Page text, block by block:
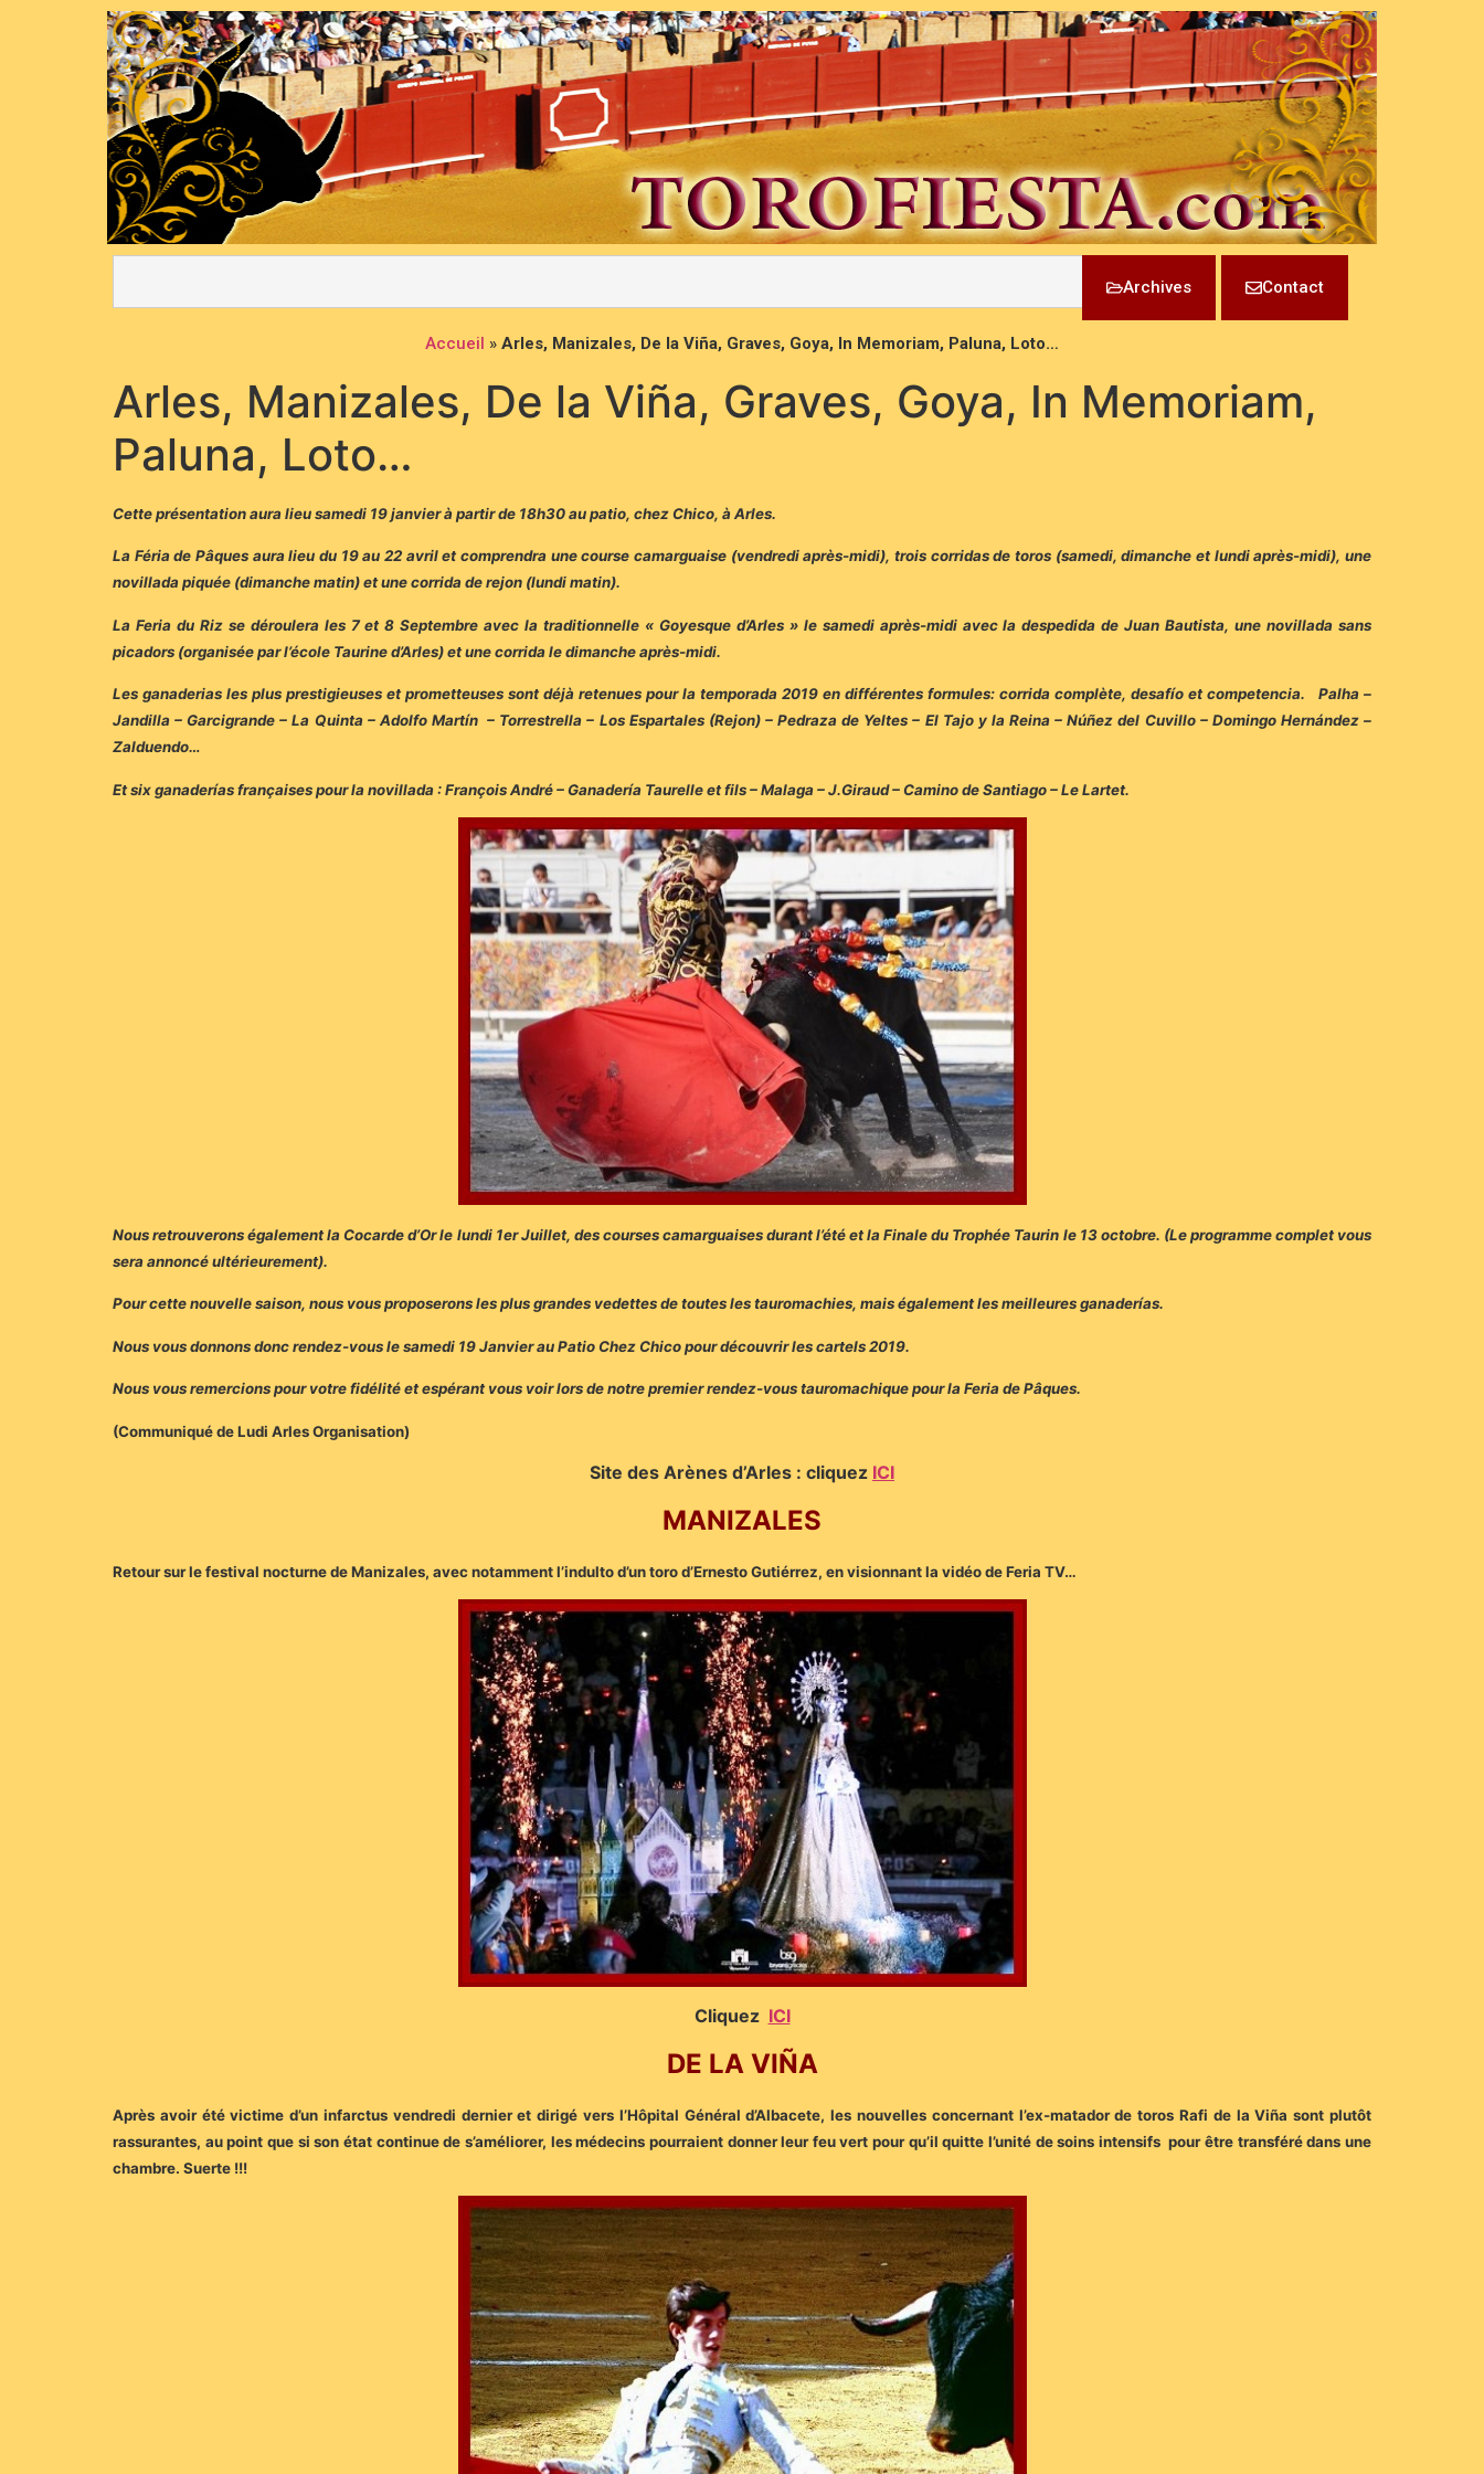
Archives Contact
Accueil » Arles, Manizales, De la Viña, Graves, Goya, In Memoriam, Paluna, Loto…
Arles, Manizales, De la Viña, Graves, Goya, In Memoriam,
Paluna, Loto…
Cette présentation aura lieu samedi 19 janvier à partir de 18h30 au patio, chez Chico, à Arles.
La Féria de Pâques aura lieu du 19 au 22 avril et comprendra une course camarguaise (vendredi après-midi), trois corridas de toros (samedi, dimanche et lundi après-midi), une
novillada piquée (dimanche matin) et une corrida de rejon (lundi matin).
La Feria du Riz se déroulera les 7 et 8 Septembre avec la traditionnelle « Goyesque d’Arles » le samedi après-midi avec la despedida de Juan Bautista, une novillada sans
picadors (organisée par l’école Taurine d’Arles) et une corrida le dimanche après-midi.
Les ganaderias les plus prestigieuses et prometteuses sont déjà retenues pour la temporada 2019 en différentes formules: corrida complète, desafío et competencia. Palha –
Jandilla – Garcigrande – La Quinta – Adolfo Martín – Torrestrella – Los Espartales (Rejon) – Pedraza de Yeltes – El Tajo y la Reina – Núñez del Cuvillo – Domingo Hernández –
Zalduendo…
Et six ganaderías françaises pour la novillada : François André – Ganadería Taurelle et fils – Malaga – J.Giraud – Camino de Santiago – Le Lartet.
Nous retrouverons également la Cocarde d’Or le lundi 1er Juillet, des courses camarguaises durant l’été et la Finale du Trophée Taurin le 13 octobre. (Le programme complet vous
sera annoncé ultérieurement).
Pour cette nouvelle saison, nous vous proposerons les plus grandes vedettes de toutes les tauromachies, mais également les meilleures ganaderías.
Nous vous donnons donc rendez-vous le samedi 19 Janvier au Patio Chez Chico pour découvrir les cartels 2019.
Nous vous remercions pour votre fidélité et espérant vous voir lors de notre premier rendez-vous tauromachique pour la Feria de Pâques.
(Communiqué de Ludi Arles Organisation)
Site des Arènes d’Arles : cliquez ICI
MANIZALES
Retour sur le festival nocturne de Manizales, avec notamment l’indulto d’un toro d’Ernesto Gutiérrez, en visionnant la vidéo de Feria TV…
Cliquez ICI
DE LA VIÑA
Après avoir été victime d’un infarctus vendredi dernier et dirigé vers l’Hôpital Général d’Albacete, les nouvelles concernant l’ex-matador de toros Rafi de la Viña sont plutôt
rassurantes, au point que si son état continue de s’améliorer, les médecins pourraient donner leur feu vert pour qu’il quitte l’unité de soins intensifs pour être transféré dans une
chambre. Suerte !!!